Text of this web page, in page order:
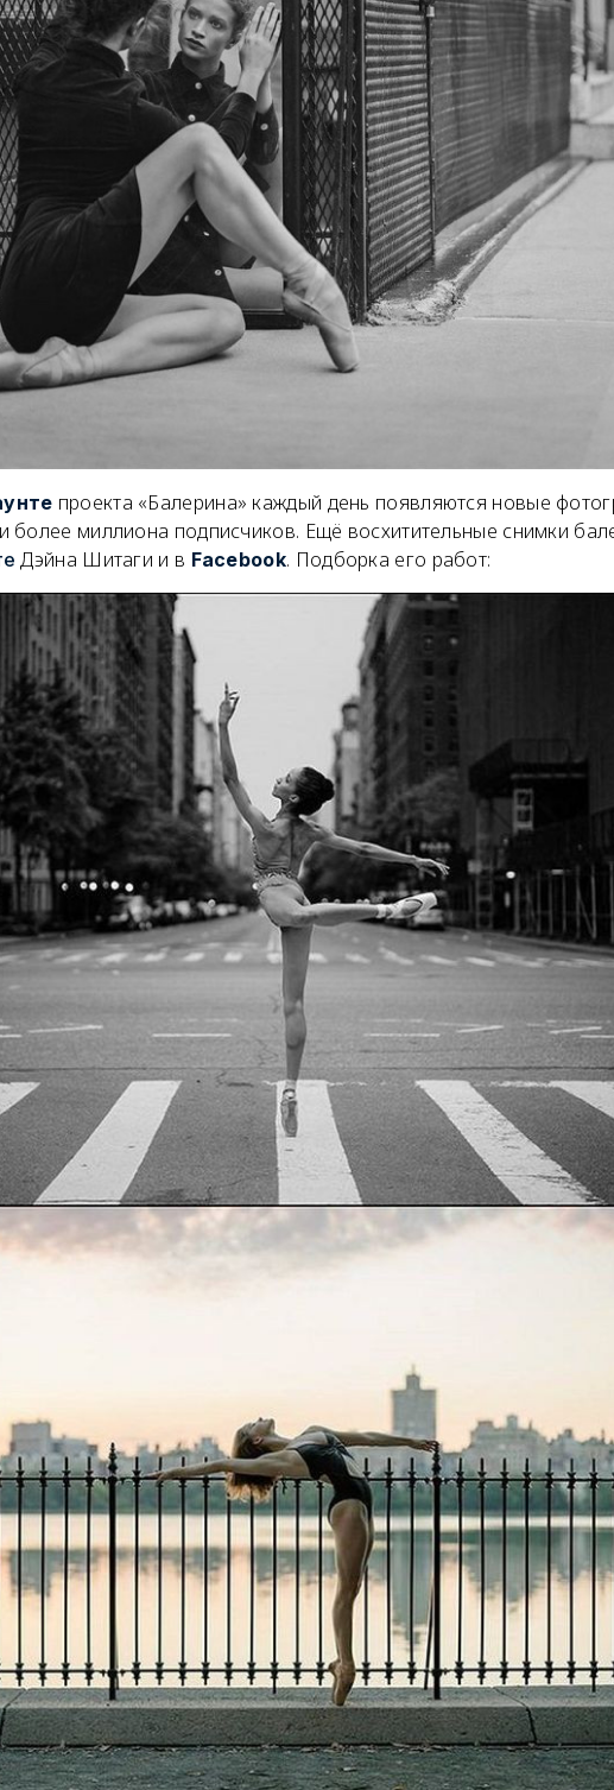
проекта «Балерина» каждый день появляются новые
более миллиона подписчиков. Ещё восхитительные снимки
Дэйна Шитаги и в Facebook. Подборка его работ: